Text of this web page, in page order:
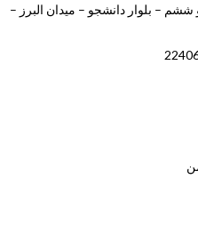
– بلوار دانشجو – میدان البرز –